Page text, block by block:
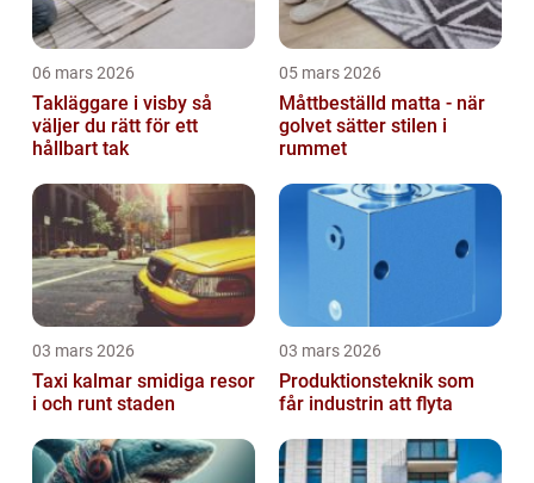
06 mars 2026
Takläggare i visby så
väljer du rätt för ett
hållbart tak
05 mars 2026
Måttbeställd matta - när
golvet sätter stilen i
rummet
03 mars 2026
Taxi kalmar smidiga resor
i och runt staden
03 mars 2026
Produktionsteknik som
får industrin att flyta